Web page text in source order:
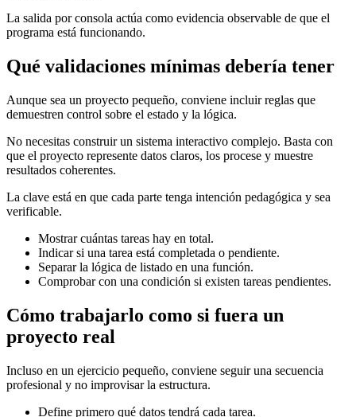
La salida por consola actúa como evidencia observable de que el
programa está funcionando.
Qué validaciones mínimas debería tener
Aunque sea un proyecto pequeño, conviene incluir reglas que
demuestren control sobre el estado y la lógica.
No necesitas construir un sistema interactivo complejo. Basta con
que el proyecto represente datos claros, los procese y muestre
resultados coherentes.
La clave está en que cada parte tenga intención pedagógica y sea
verificable.
Mostrar cuántas tareas hay en total.
Indicar si una tarea está completada o pendiente.
Separar la lógica de listado en una función.
Comprobar con una condición si existen tareas pendientes.
Cómo trabajarlo como si fuera un
proyecto real
Incluso en un ejercicio pequeño, conviene seguir una secuencia
profesional y no improvisar la estructura.
Define primero qué datos tendrá cada tarea.